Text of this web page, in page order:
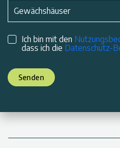
*
Gewächshäuser
Ich bin mit den
dass ich die Datenschutz-
Senden